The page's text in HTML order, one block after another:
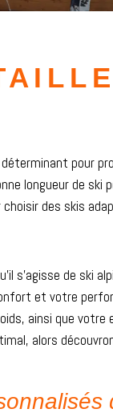
pour
longueur de
des skis
s’agisse de ski
et votre
ainsi que votre
alors